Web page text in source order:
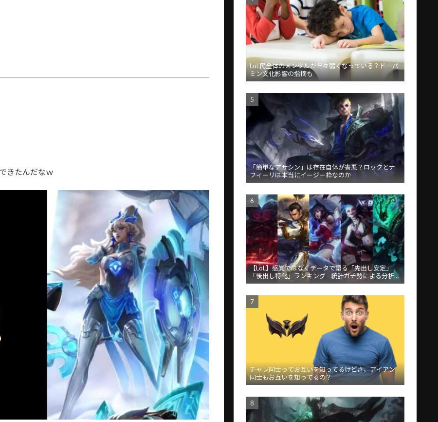
きたんだなｗ
LoL民全体のメンタルが年々弱くなっている？ドーパ
ミン文化影響の指摘も
「簡単なアサシン」は存在自体が害悪？ロックとナ
フィーリは本当にイージー枠なのか
【LoL】感覚ではなくデータで語る「先出し安定」
「後出し特化」ランキング - 統計ガチ勢による分析が
話題
チャレ同士ってお互いを知ってるけどさ、アイアン
同士もお互いを知ってるの？